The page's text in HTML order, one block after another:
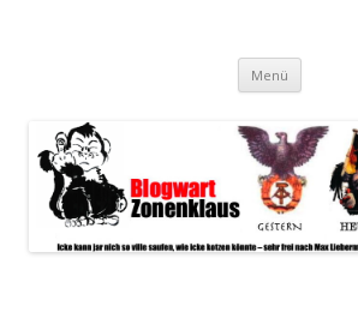
spiegeln im wesentlichen denMenü Zum
springen